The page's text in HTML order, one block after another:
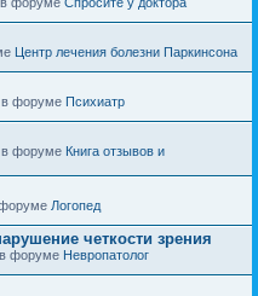
Центр лечения болезни Паркинсона
в форуме Психиатр
в форуме Книга отзывов и
форуме Логопед
четкости зрения
в форуме Невропатолог